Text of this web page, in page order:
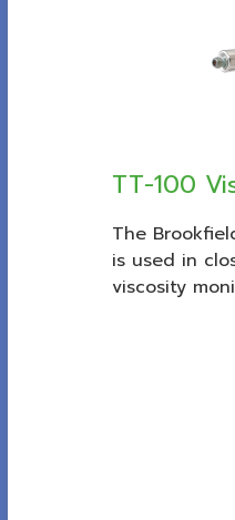
TT-100
The
is used in
viscosity